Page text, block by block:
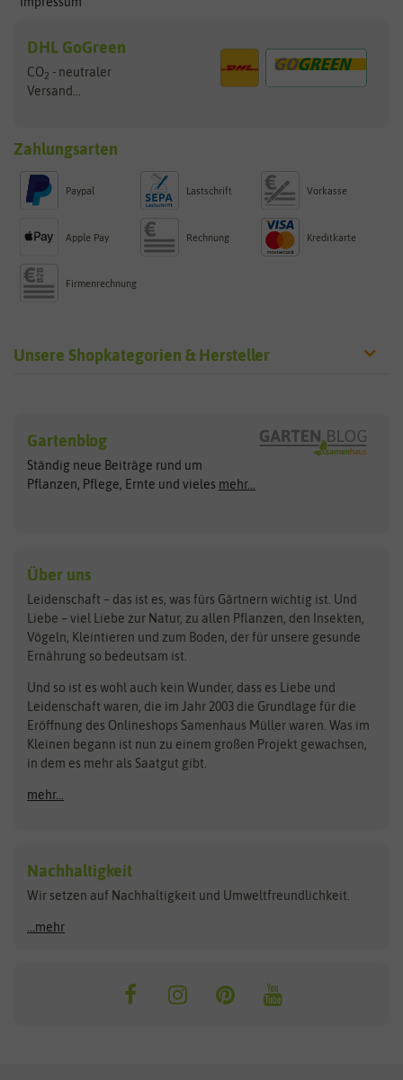
DHL GoGreen
CO2 - neutraler
Versand...
Zahlungsarten
Paypal Lastschrift Vorkasse
Apple Pay Rechnung Kreditkarte
Firmenrechnung
Unsere Shopkategorien & Hersteller
Exotische Samen
Gemüsesamen
Gründünger
Kräutersamen
Obstsamen
Pilzbrut
Rasensamen
Steckzwiebeln
Zimmer & Kübelpflanzen
Kataloge
Schnäppchen
Anzucht & Gartenzubehör
Anzuchtschalen
Heizmatte & Heizkabel
Kokos-Quelltabletten
Zimmergewächshaus
Arche Noah
ASB Greenworld
Benary
Bingenheimer Saatgut
BioBalu
Bionana
BIOWOL
Blumicorn
Bûten Birds
Carl Pabst
Clever Pots
COMPO
Dürr-Samen
elho
Feldsaaten Freudenberger
Fertil
Flora Elite
Florissa
Flortis
Franchi Sementi
Hortitops
JUB Holland
Gartenblog
Ständig neue Beiträge rund um
Pflanzen, Pflege, Ernte und vieles mehr...
Über uns
Leidenschaft – das ist es, was fürs Gärtnern wichtig ist. Und
Liebe – viel Liebe zur Natur, zu allen Pflanzen, den Insekten,
Vögeln, Kleintieren und zum Boden, der für unsere gesunde
Ernährung so bedeutsam ist.
Und so ist es wohl auch kein Wunder, dass es Liebe und
Leidenschaft waren, die im Jahr 2003 die Grundlage für die
Eröffnung des Onlineshops Samenhaus Müller waren. Was im
Kleinen begann ist nun zu einem großen Projekt gewachsen,
in dem es mehr als Saatgut gibt.
mehr...
Nachhaltigkeit
Wir setzen auf Nachhaltigkeit und Umweltfreundlichkeit.
...mehr